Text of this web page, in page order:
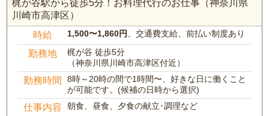
梶が谷駅から徒歩5分！お料理代行のお仕事（神奈川県
川崎市高津区）
時給 1,500〜1,860円 、交通費支給、前払い制度あり
勤務地
梶が谷 徒歩5分
（神奈川県川崎市高津区付近）
勤務時間
8時～20時の間で1時間〜、好きな日に働くこと
が可能です。(候補の日時から選択)
仕事内容 朝食、昼食、夕食の献立･調理など